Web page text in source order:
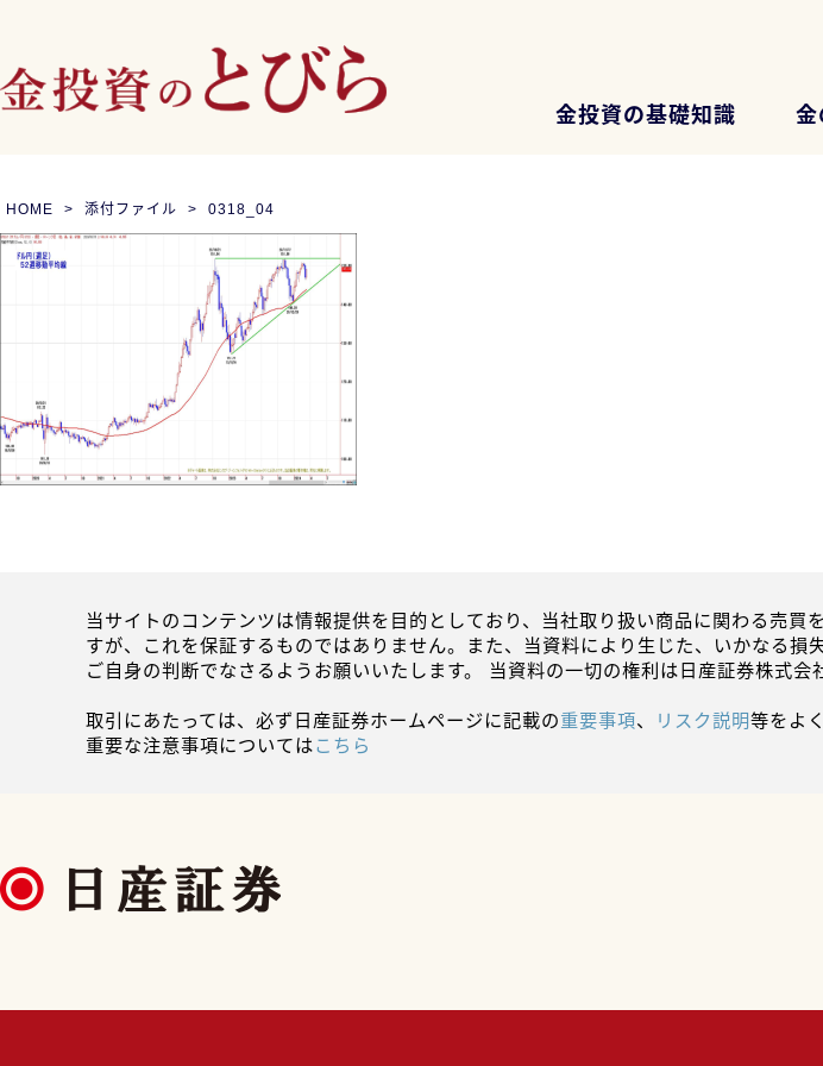
金投資の基礎知識 金
HOME 添付ファイル 0318_04
当サイトのコンテンツは情報提供を目的としており、当社取り扱い商品に関わる売
すが、これを保証するものではありません。また、当資料により生じた、いかなる
ご自身の判断でなさるようお願いいたします。 当資料の一切の権利は日産証券株式会
取引にあたっては、必ず日産証券ホームページに記載の重要事項、 リスク説明等をよ
重要な注意事項についてはこちら